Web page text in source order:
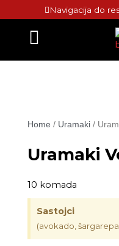
to
content
Navigacija do
Home / Uramaki /
Uramaki
10 komada
Sastojci
(avokado,